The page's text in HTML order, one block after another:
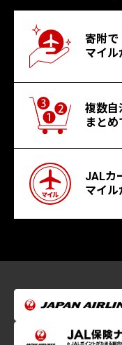
寄附で
マイル
複数自
まと
JALカ
マイル